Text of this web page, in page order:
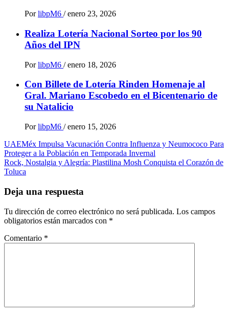
Por libpM6 / enero 23, 2026
Realiza Lotería Nacional Sorteo por los 90
Años del IPN
Por libpM6 / enero 18, 2026
Con Billete de Lotería Rinden Homenaje al
Gral. Mariano Escobedo en el Bicentenario de
su Natalicio
Por libpM6 / enero 15, 2026
Navegación
de
entradas
UAEMéx Impulsa Vacunación Contra Influenza y Neumococo Para
Proteger a la Población en Temporada Invernal
Rock, Nostalgia y Alegría: Plastilina Mosh Conquista el Corazón de
Toluca
Deja una respuesta
Tu dirección de correo electrónico no será publicada. Los campos
obligatorios están marcados con *
Comentario *